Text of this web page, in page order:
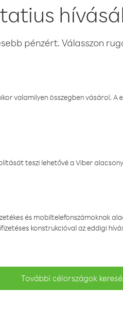
pénzért. Válasszon
valamilyen összegben vásárol.
teszi lehetővé a Viber
és mobiltelefonszámoknak
konstrukcióval az eddigi
További célországok